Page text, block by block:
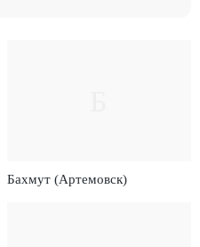
Бахмут (Артемовск)